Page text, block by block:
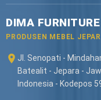
DIMA
PRODUSEN MEBEL
Jl. Senopati -
Batealit - Jepara -
Indonesia - Kodepos